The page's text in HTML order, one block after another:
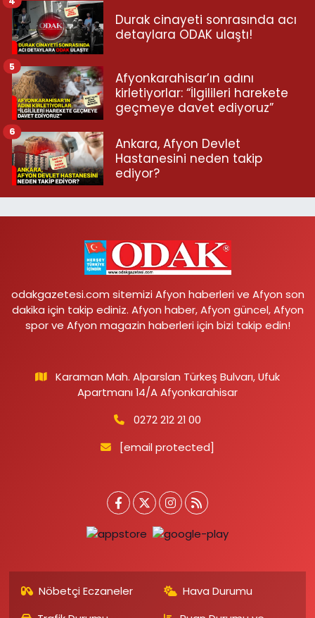
Durak cinayeti sonrasında acı
detaylara ODAK ulaştı!
Afyonkarahisar’ın adını
kirletiyorlar: “İlgilileri harekete
geçmeye davet ediyoruz”
5
Ankara, Afyon Devlet
Hastanesini neden takip
ediyor?
6
odakgazetesi.com sitemizi Afyon haberleri ve Afyon son
dakika için takip ediniz. Afyon haber, Afyon güncel, Afyon
spor ve Afyon magazin haberleri için bizi takip edin!
Karaman Mah. Alparslan Türkeş Bulvarı, Ufuk
Apartmanı 14/A Afyonkarahisar
0272 212 21 00
[email protected]
Nöbetçi Eczaneler
Hava Durumu